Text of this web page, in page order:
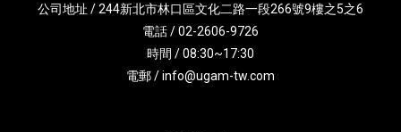
公司地址 / 244新北市林口區文化二路一段266號9樓之5之6
電話 / 02-2606-9726
時間 / 08:30~17:30
電郵 / info@ugam-tw.com